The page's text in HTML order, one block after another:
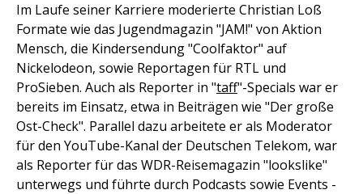
Im Laufe seiner Karriere moderierte Christian Loß
Formate wie das Jugendmagazin "JAM!" von Aktion
Mensch, die Kindersendung "Coolfaktor" auf
Nickelodeon, sowie Reportagen für RTL und
ProSieben. Auch als Reporter in "taff"-Specials war er
bereits im Einsatz, etwa in Beiträgen wie "Der große
Ost-Check". Parallel dazu arbeitete er als Moderator
für den YouTube-Kanal der Deutschen Telekom, war
als Reporter für das WDR-Reisemagazin "lookslike"
unterwegs und führte durch Podcasts sowie Events -